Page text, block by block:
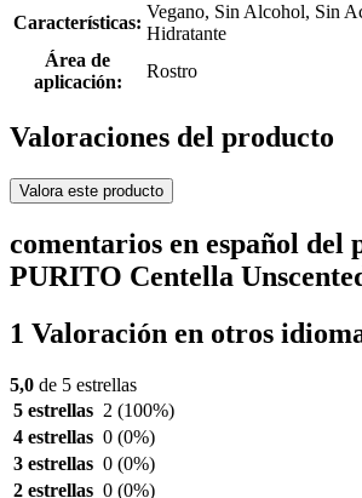
Características:
Vegano, Sin Alcohol, Sin
Hidratante
Área de
aplicación:
Rostro
Valoraciones del producto
Valora este producto
comentarios en español del
PURITO Centella
1 Valoración en otros
5,0 de 5 estrellas
5 estrellas 2 (100%)
4 estrellas 0 (0%)
3 estrellas 0 (0%)
2 estrellas 0 (0%)